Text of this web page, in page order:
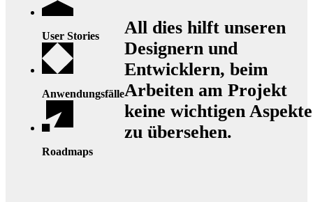
User Stories
Anwendungsfälle
Roadmaps
All dies hilft unseren
Designern und
Entwicklern, beim
Arbeiten am Projekt
keine wichtigen Aspekte
zu übersehen.